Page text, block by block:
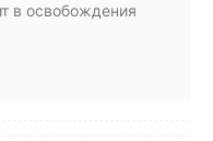
в освобождения